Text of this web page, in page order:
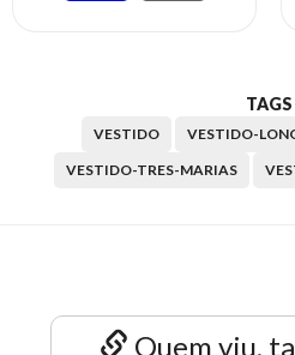
TAGS
VESTIDO VESTIDO-
VESTIDO-TRES-MARIAS
Quem viu,